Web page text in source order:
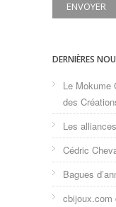
DERNIÈRES
Le Mokume
des
Les
Cédric
Bagues
cbijoux.com